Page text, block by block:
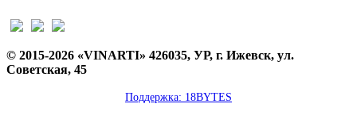
© 2015-2026 «VINARTI» 426035, УР, г. Ижевск, ул.
Советская, 45
Поддержка: 18BYTES